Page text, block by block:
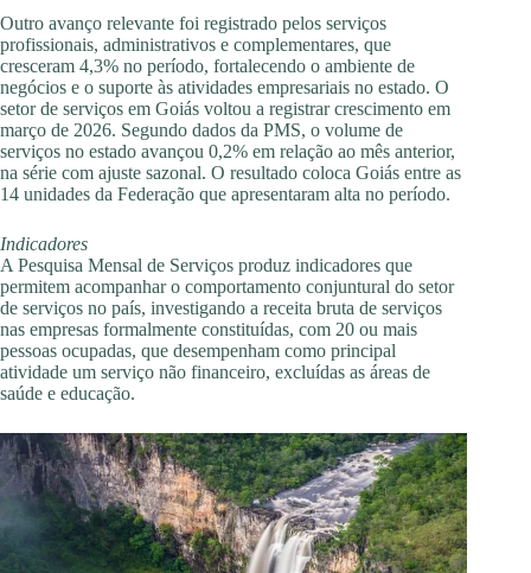
Outro avanço relevante foi registrado pelos serviços
profissionais, administrativos e complementares, que
cresceram 4,3% no período, fortalecendo o ambiente de
negócios e o suporte às atividades empresariais no estado. O
setor de serviços em Goiás voltou a registrar crescimento em
março de 2026. Segundo dados da PMS, o volume de
serviços no estado avançou 0,2% em relação ao mês anterior,
na série com ajuste sazonal. O resultado coloca Goiás entre as
14 unidades da Federação que apresentaram alta no período.
Indicadores
A Pesquisa Mensal de Serviços produz indicadores que
permitem acompanhar o comportamento conjuntural do setor
de serviços no país, investigando a receita bruta de serviços
nas empresas formalmente constituídas, com 20 ou mais
pessoas ocupadas, que desempenham como principal
atividade um serviço não financeiro, excluídas as áreas de
saúde e educação.